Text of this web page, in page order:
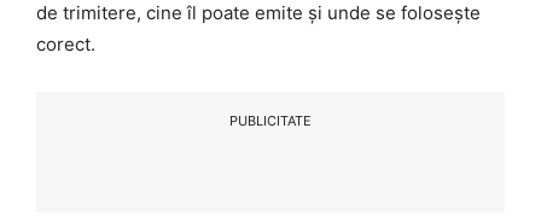
de trimitere, cine îl poate emite și unde se folosește
corect.
PUBLICITATE